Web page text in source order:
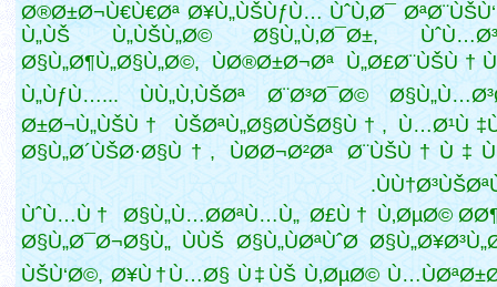
Ø®Ø±Ø¬Ù€Ù€Øª Ø¥Ù„ÙŠÙƒÙ… ÙˆÙ‚Ø¯
Ù„ÙŠ Ù„ÙŠÙ„Ø© Ø§Ù„Ù‚Ø¯Ø±,
Ø§Ù„Ø¶Ù„Ø§Ù„Ø©, ÙØ®Ø±Ø¬Øª
Ù„ÙƒÙ…... ÙÙ„Ù‚ÙŠØª Ø¨Ø³Ø¯Ø©
Ø±Ø¬Ù„ÙŠÙ† ÙŠØªÙ„Ø§Ø­ÙŠØ§Ù†,
Ø§Ù„Ø´ÙŠØ·Ø§Ù†, ÙØ­Ø¬Ø²Øª
ÙˆÙ…Ù† Ø§Ù„Ù…Ø­ØªÙ…Ù„ Ø£Ù† Ù‚ØµØ©
Ø§Ù„Ø¯Ø¬Ø§Ù„ ÙÙŠ Ø§Ù„ÙØªÙˆØ­
ÙŠÙ‘Ø©, Ø¥Ù†Ù…Ø§ Ù‡ÙŠ Ù‚ØµØ©